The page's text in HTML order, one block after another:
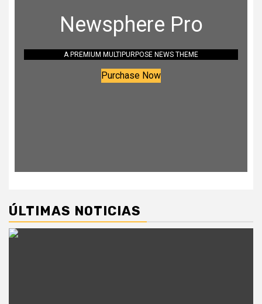
Newsphere Pro
A PREMIUM MULTIPURPOSE NEWS THEME
Purchase Now
ÚLTIMAS NOTICIAS